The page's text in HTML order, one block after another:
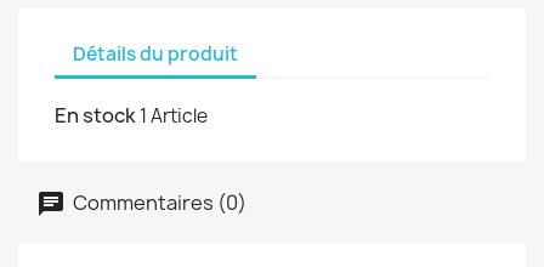
Détails du produit
En stock1 Article
Commentaires (0)